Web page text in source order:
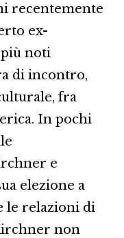
recentemente
ex-
noti
di incontro,
fra
In pochi
e
elezione a
le relazioni di
non